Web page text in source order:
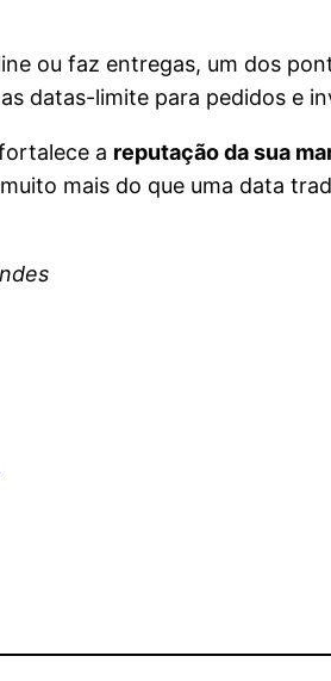
ou faz entregas, um dos
datas-limite para pedidos e
a reputação da sua
mais do que uma data